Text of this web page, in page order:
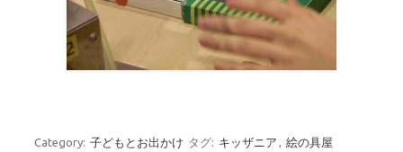
Category: 子どもとお出かけ タグ: キッザニア , 絵の具屋